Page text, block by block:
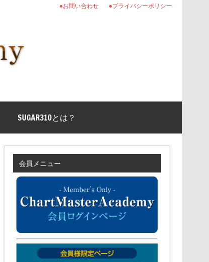
●プライバシーポリシー
●お問い合わせ
SUGAR310とは？
会員メニュー